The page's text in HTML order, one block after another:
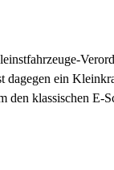
ein
den klassischen E-